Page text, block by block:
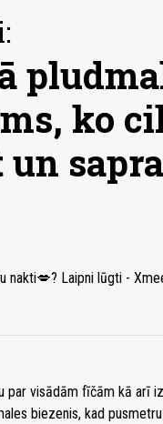
ko
nakti💋? Laipni lūgti -
par visādām fīčām kā arī
biezenis, kad